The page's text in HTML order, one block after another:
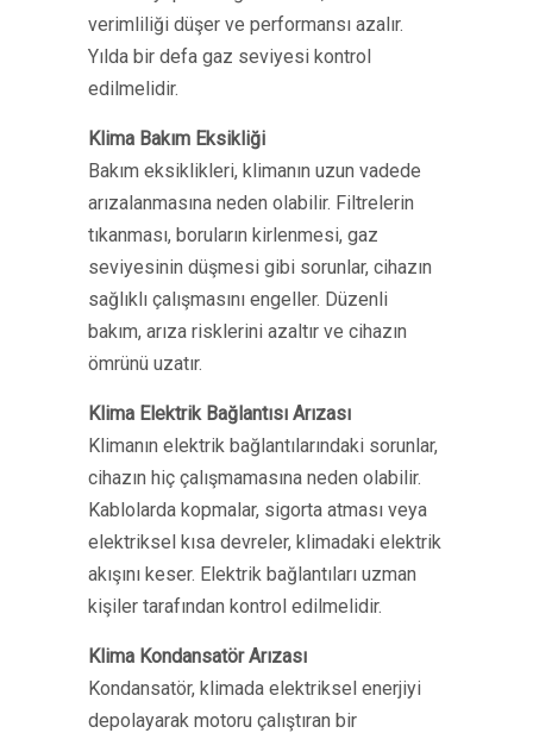
verimliliği düşer ve performansı azalır.
Yılda bir defa gaz seviyesi kontrol
edilmelidir.
Klima Bakım Eksikliği
Bakım eksiklikleri, klimanın uzun vadede
arızalanmasına neden olabilir. Filtrelerin
tıkanması, boruların kirlenmesi, gaz
seviyesinin düşmesi gibi sorunlar, cihazın
sağlıklı çalışmasını engeller. Düzenli
bakım, arıza risklerini azaltır ve cihazın
ömrünü uzatır.
Klima Elektrik Bağlantısı Arızası
Klimanın elektrik bağlantılarındaki sorunlar,
cihazın hiç çalışmamasına neden olabilir.
Kablolarda kopmalar, sigorta atması veya
elektriksel kısa devreler, klimadaki elektrik
akışını keser. Elektrik bağlantıları uzman
kişiler tarafından kontrol edilmelidir.
Klima Kondansatör Arızası
Kondansatör, klimada elektriksel enerjiyi
depolayarak motoru çalıştıran bir